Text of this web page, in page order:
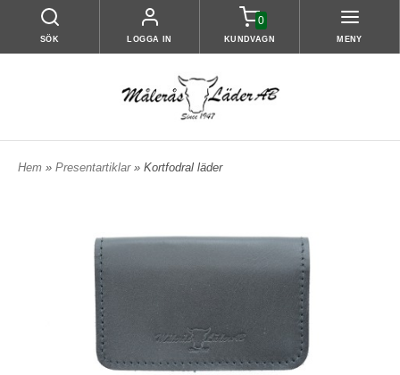
SÖK LOGGA IN
0
KUNDVAGN MENY
Hem » Presentartiklar » Kortfodral läder